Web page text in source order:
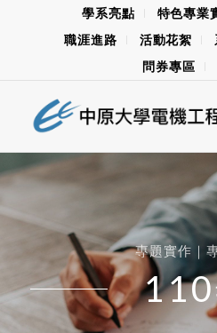
學系亮點 特色專業
職涯進路
活動花絮
問券專區
專題實作｜